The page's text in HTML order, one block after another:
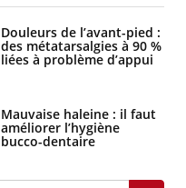
Douleurs de l’avant-pied :
des métatarsalgies à 90 %
liées à problème d’appui
Mauvaise haleine : il faut
améliorer l’hygiène
bucco-dentaire